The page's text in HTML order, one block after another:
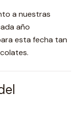
a nuestras
año
esta fecha tan